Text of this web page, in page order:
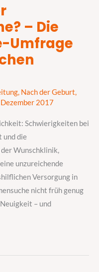
– Die
Umfrage
, Nach der Geburt,
2017
Schwierigkeiten bei
und die
Wunschklinik,
unzureichende
Versorgung in
nicht früh genug
– und